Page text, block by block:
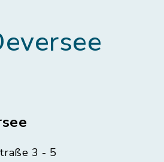
3 - 5